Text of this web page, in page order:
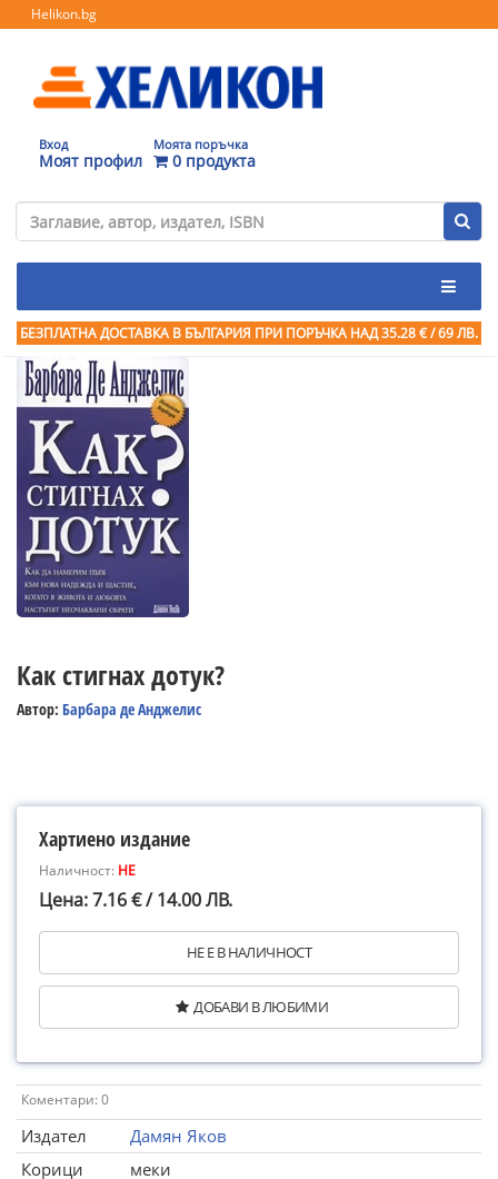
Helikon.bg
Вход
Моят профил
Моята поръчка
0 продукта
БЕЗПЛАТНА ДОСТАВКА В БЪЛГАРИЯ ПРИ ПОРЪЧКА НАД 35.28 € / 69 ЛВ.
Как стигнах дотук?
Автор: Барбара де Анджелис
Хартиено издание
Наличност: НЕ
Цена: 7.16 € / 14.00 ЛВ.
НЕ Е В НАЛИЧНОСТ
ДОБАВИ В ЛЮБИМИ
Коментари: 0
Издател
Дамян Яков
Корици
меки